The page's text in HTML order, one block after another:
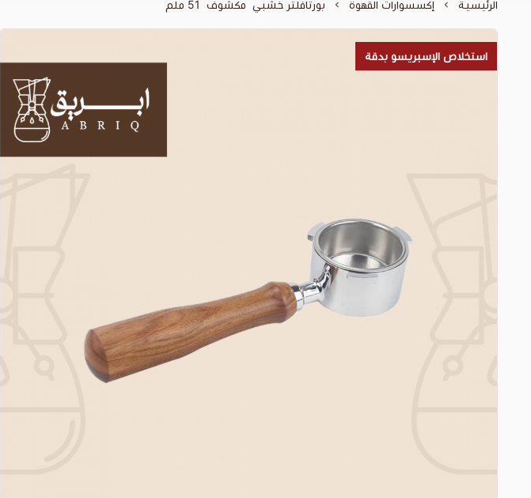
الرئيسية إكسسوارات القهوة بورتافلتر خشبي مكشوف 51 ملم
استخلاص الإسبريسو بدقة